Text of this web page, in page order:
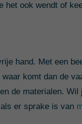
het ook wendt of
hand. Met een
komt dan de
de materialen.
er sprake is van